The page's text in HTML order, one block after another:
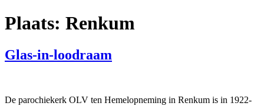
Plaats: Renkum
Glas-in-loodraam
De parochiekerk OLV ten Hemelopneming in Renkum is in 1922-